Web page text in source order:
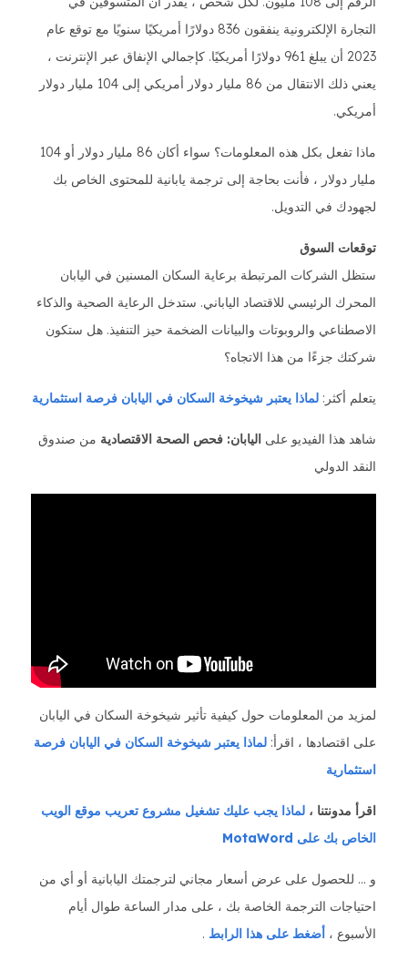
التجارة الإلكترونية ينفقون 836 دولارًا أمريكيًا سنويًا مع توقع عام
2023 أن يبلغ 961 دولارًا أمريكيًا. كإجمالي الإنفاق عبر الإنترنت ،
يعني ذلك الانتقال من 86 مليار دولار أمريكي إلى 104 مليار دولار
أمريكي.
ماذا تفعل بكل هذه المعلومات؟ سواء أكان 86 مليار دولار أو 104
مليار دولار ، فأنت بحاجة إلى ترجمة يابانية للمحتوى الخاص بك
لجهودك في التدويل.
توقعات السوق
ستظل الشركات المرتبطة برعاية السكان المسنين في اليابان
المحرك الرئيسي للاقتصاد الياباني. ستدخل الرعاية الصحية والذكاء
الاصطناعي والروبوتات والبيانات الضخمة حيز التنفيذ. هل ستكون
شركتك جزءًا من هذا الاتجاه؟
يتعلم أكثر: لماذا يعتبر شيخوخة السكان في اليابان فرصة استثمارية
شاهد هذا الفيديو على اليابان: فحص الصحة الاقتصادية من صندوق
النقد الدولي
لمزيد من المعلومات حول كيفية تأثير شيخوخة السكان في اليابان
على اقتصادها ، اقرأ: لماذا يعتبر شيخوخة السكان في اليابان فرصة
استثمارية
اقرأ مدونتنا ، لماذا يجب عليك تشغيل مشروع تعريب موقع الويب
الخاص بك على MotaWord
و ... للحصول على عرض أسعار مجاني لترجمتك اليابانية أو أي من
احتياجات الترجمة الخاصة بك ، على مدار الساعة طوال أيام
الأسبوع ، أضغط على هذا الرابط .